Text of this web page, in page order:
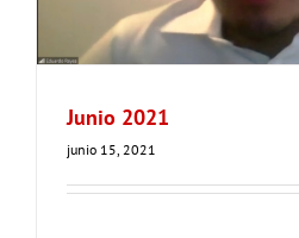
Junio 2021
junio 15, 2021